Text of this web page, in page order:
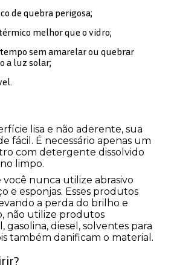
de quebra perigosa;
térmico melhor que o vidro;
a luz solar;
lisa e não aderente, sua
fácil. É necessário apenas um
com detergente dissolvido
limpo.
nunca utilize abrasivo
e esponjas. Esses produtos
a perda do brilho e
não utilize produtos
diesel, solventes para
também danificam o material.